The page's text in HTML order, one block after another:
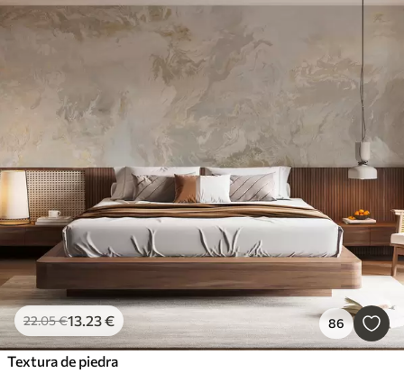
22.05€13.23€ 86
Textura de piedra